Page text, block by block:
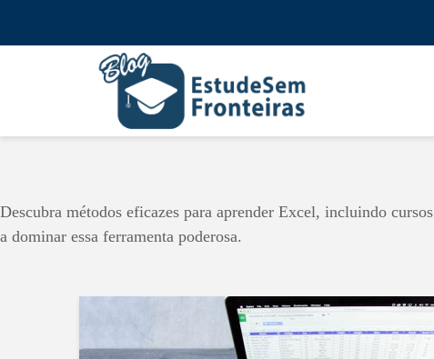
Descubra métodos eficazes para aprender Excel, incluindo
a dominar essa ferramenta poderosa.